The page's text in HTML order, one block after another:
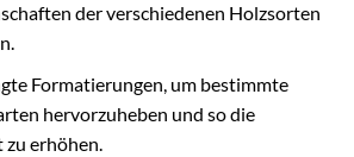
der verschiedenen Holzsorten
Formatierungen, um bestimmte
hervorzuheben und so die
erhöhen.